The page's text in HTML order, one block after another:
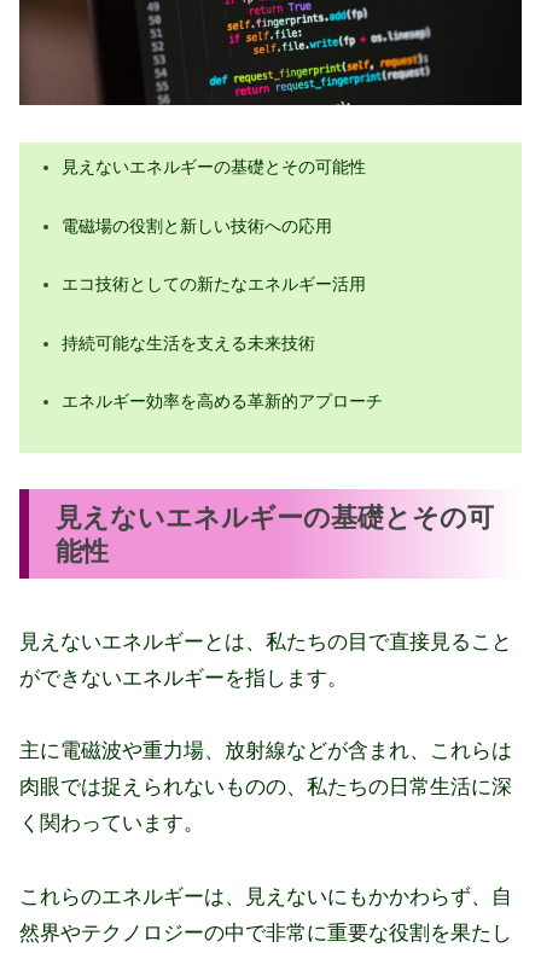
環境保護とエネルギー技術の新しい形
スマートシティと新エネルギー技術の
融合
都市開発における技術的革新と影響
エネルギー効率改善のための未来技術
健康への影響と安全なエネルギー利用
可能性
未来技術、見えないエネルギーの活用
見えないエネルギーの基礎とその可能性
電磁場の役割と新しい技術への応用
エコ技術としての新たなエネルギー活用
持続可能な生活を支える未来技術
エネルギー効率を高める革新的アプローチ
見えないエネルギーの基礎とその可
能性
見えないエネルギーとは、私たちの目で直接見ること
ができないエネルギーを指します。
主に電磁波や重力場、放射線などが含まれ、これらは
肉眼では捉えられないものの、私たちの日常生活に深
く関わっています。
これらのエネルギーは、見えないにもかかわらず、自
然界やテクノロジーの中で非常に重要な役割を果たし